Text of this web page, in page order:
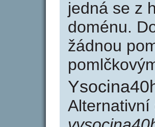
jedná se z
doménu.
žádnou
Alternativní